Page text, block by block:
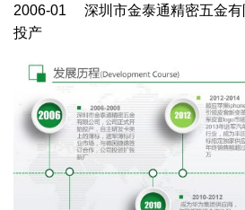
2006-01 深圳市金泰通精密五金有
投产